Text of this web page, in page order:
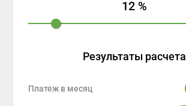
12 %
Результаты расчета
Платеж в месяц